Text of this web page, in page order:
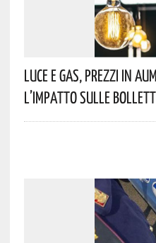
Luce E Gas, Prezzi In
L’impatto Sulle